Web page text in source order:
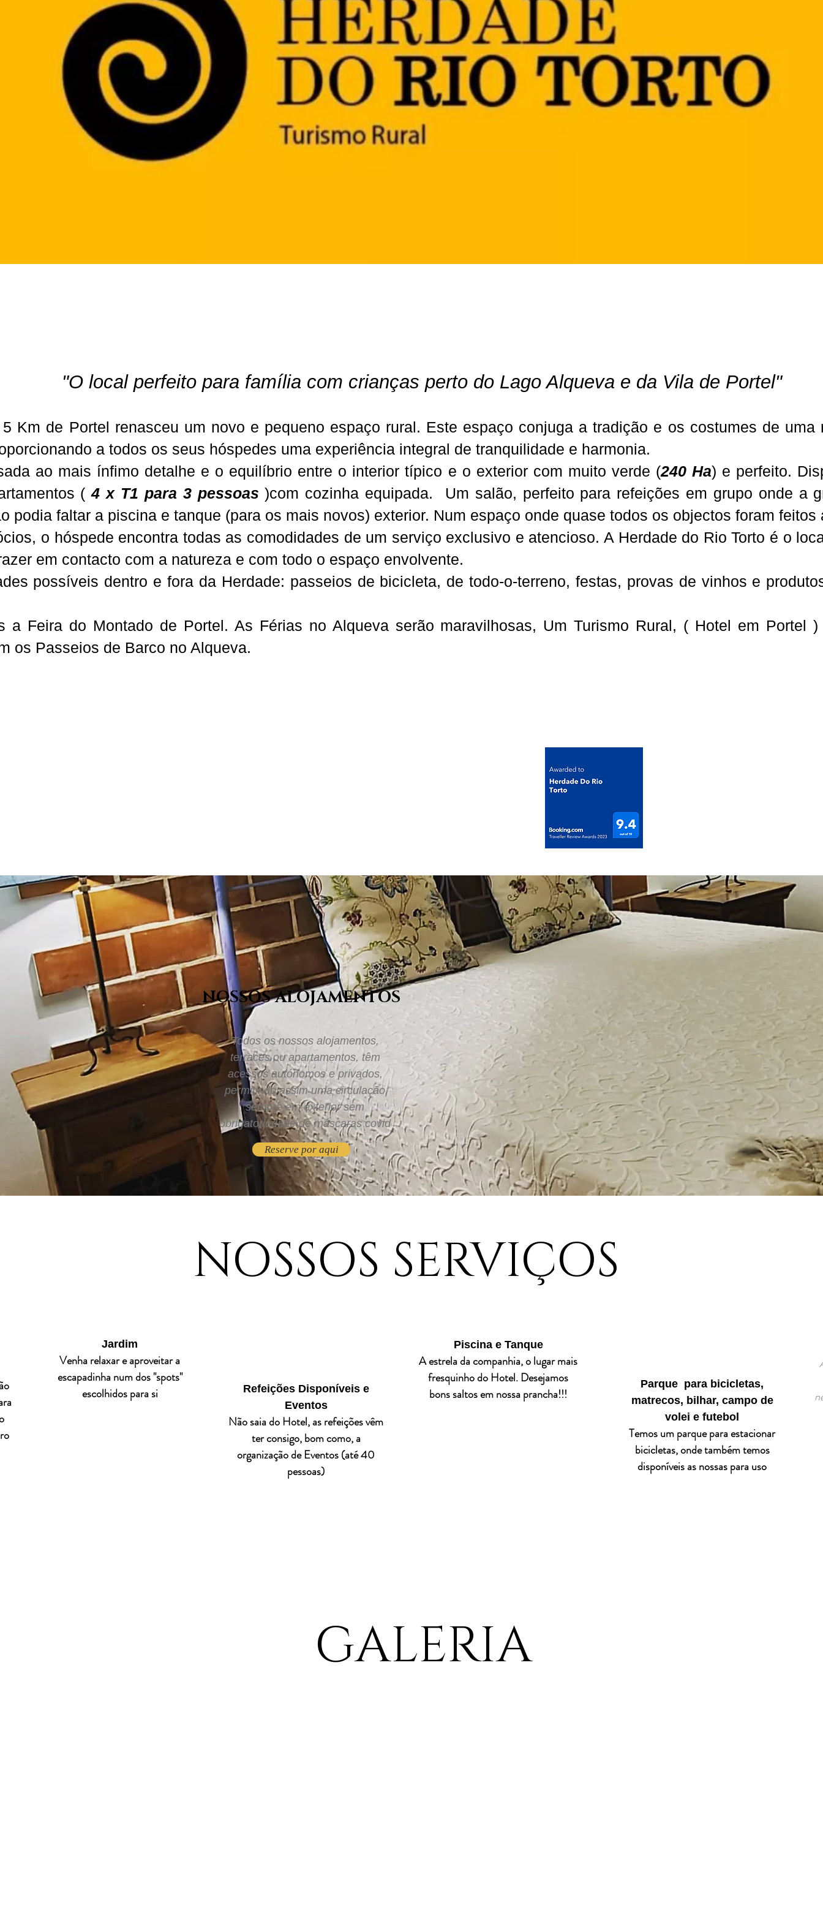
"O local perfeito para família com crianças perto do Lago Alqueva e da Vila de Portel"
Km de Portel renasceu um novo e pequeno espaço rural. Este espaço conjuga a tradição e os costumes de uma
a todos os seus hóspedes uma experiência integral de tranquilidade e harmonia.
ao mais ínfimo detalhe e o equilíbrio entre o interior típico e o exterior com muito verde (240 Ha) e perfeito.
(4 x T1 para 3 pessoas)com cozinha equipada. Um salão, perfeito para refeições em grupo onde a
podia faltar a piscina e tanque (para os mais novos) exterior. Num espaço onde quase todos os objectos foram feitos
o hóspede encontra todas as comodidades de um serviço exclusivo e atencioso. A Herdade do Rio Torto é o
em contacto com a natureza e com todo o espaço envolvente.
possíveis dentro e fora da Herdade: passeios de bicicleta, de todo-o-terreno, festas, provas de vinhos e
aFeira do Montado de Portel. As Férias no Alqueva serão maravilhosas, Um Turismo Rural, ( Hotel em Portel
os Passeios de Barco no Alqueva.
NOSSOS ALOJAMENTOS
Todos os nossos alojamentos,
terraces ou apartamentos, têm
acessos autónomos e privados,
permitindo assim uma circulação
sempre em exterior sem
obrigatoriedade de máscaras covid
Reserve por aqui
NOSSOS SERVIÇOS
Jardim
Venha relaxar e aproveitar a
escapadinha num dos "spots"
escolhidos para si
Refeições Disponíveis e
Eventos
Não saia do Hotel, as refeições vêm
ter consigo, bom como, a
organização de Eventos (até 40
pessoas)
Piscina e Tanque
A estrela da companhia, o lugar mais
fresquinho do Hotel. Desejamos
bons saltos em nossa prancha!!!
Parque para bicicletas,
matrecos, bilhar, campo de
volei e futebol
Temos um parque para estacionar
bicicletas, onde também temos
disponíveis as nossas para uso
GALERIA